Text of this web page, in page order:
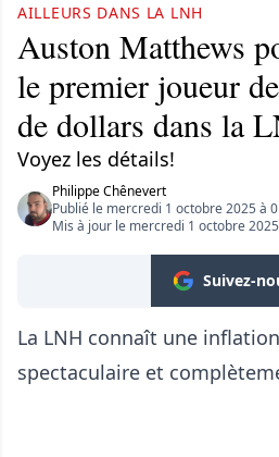
AILLEURS DANS LA LNH
Auston Matthews
le premier joueur
de dollars dans la
Voyez les détails!
Philippe Chênevert
Publié le mercredi 1 octobre 2025 à
Mis à jour le mercredi 1 octobre
Suivez-
La LNH connaît une
spectaculaire et